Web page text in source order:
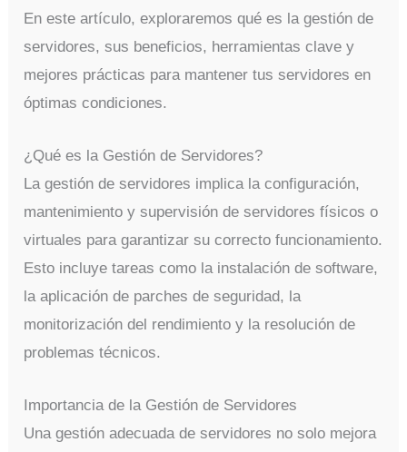
En este artículo, exploraremos qué es la gestión de
servidores, sus beneficios, herramientas clave y
mejores prácticas para mantener tus servidores en
óptimas condiciones.
¿Qué es la Gestión de Servidores?
La gestión de servidores implica la configuración,
mantenimiento y supervisión de servidores físicos o
virtuales para garantizar su correcto funcionamiento.
Esto incluye tareas como la instalación de software,
la aplicación de parches de seguridad, la
monitorización del rendimiento y la resolución de
problemas técnicos.
Importancia de la Gestión de Servidores
Una gestión adecuada de servidores no solo mejora